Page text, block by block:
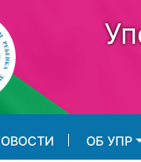
ОБ УПР